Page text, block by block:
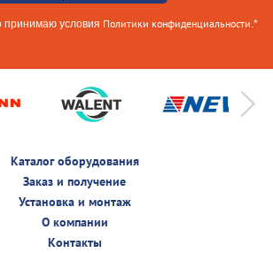
принимаю условия Политики конфиденциальности.*
Каталог оборудования
Заказ и получение
Установка и монтаж
О компании
Контакты